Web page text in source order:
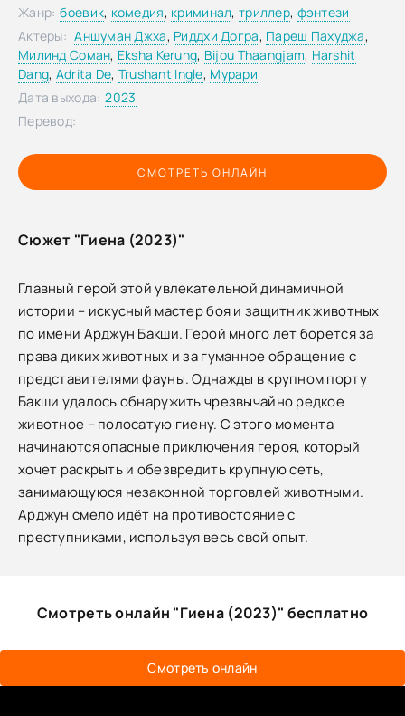
СМОТРЕТЬ ОНЛАЙН
Жанр: боевик, комедия, криминал, триллер, фэнтези
Актеры: Аншуман Джха, Риддхи Догра, Пареш Пахуджа,
Милинд Соман, Eksha Kerung, Bijou Thaangjam, Harshit
Dang, Adrita De, Trushant Ingle, Мурари
Дата выхода: 2023
Перевод:
Сюжет "Гиена (2023)"
Главный герой этой увлекательной динамичной
истории – искусный мастер боя и защитник животных
по имени Арджун Бакши. Герой много лет борется за
права диких животных и за гуманное обращение с
представителями фауны. Однажды в крупном порту
Бакши удалось обнаружить чрезвычайно редкое
животное – полосатую гиену. С этого момента
начинаются опасные приключения героя, который
хочет раскрыть и обезвредить крупную сеть,
занимающуюся незаконной торговлей животными.
Арджун смело идёт на противостояние с
преступниками, используя весь свой опыт.
Смотреть онлайн "Гиена (2023)" бесплатно
Смотреть онлайн